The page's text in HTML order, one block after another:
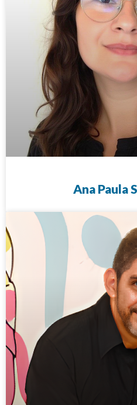
Ana Paula